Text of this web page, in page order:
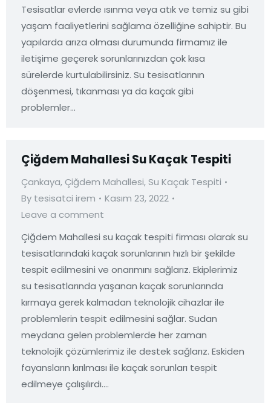
Tesisatlar evlerde ısınma veya atık ve temiz su gibi
yaşam faaliyetlerini sağlama özelliğine sahiptir. Bu
yapılarda arıza olması durumunda firmamız ile
iletişime geçerek sorunlarınızdan çok kısa
sürelerde kurtulabilirsiniz. Su tesisatlarının
döşenmesi, tıkanması ya da kaçak gibi
problemler…
Çiğdem Mahallesi Su Kaçak Tespiti
Çankaya, Çiğdem Mahallesi,Su Kaçak Tespiti
By tesisatci irem
Kasım 23, 2022
Leave a comment
Çiğdem Mahallesi su kaçak tespiti firması olarak su
tesisatlarındaki kaçak sorunlarının hızlı bir şekilde
tespit edilmesini ve onarımını sağlarız. Ekiplerimiz
su tesisatlarında yaşanan kaçak sorunlarında
kırmaya gerek kalmadan teknolojik cihazlar ile
problemlerin tespit edilmesini sağlar. Sudan
meydana gelen problemlerde her zaman
teknolojik çözümlerimiz ile destek sağlarız. Eskiden
fayansların kırılması ile kaçak sorunları tespit
edilmeye çalışılırdı.…